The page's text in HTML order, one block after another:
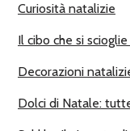
I
Curiosità natalizie
Il cibo che si
Decorazioni
Dolci di Natale: